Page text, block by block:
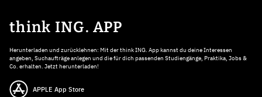
think ING. APP
Herunterladen und zurücklehnen: Mit der think ING. App kannst du deine Interessen
angeben, Suchaufträge anlegen und die für dich passenden Studiengänge, Praktika, Jobs &
Co. erhalten. Jetzt herunterladen!
APPLE App Store